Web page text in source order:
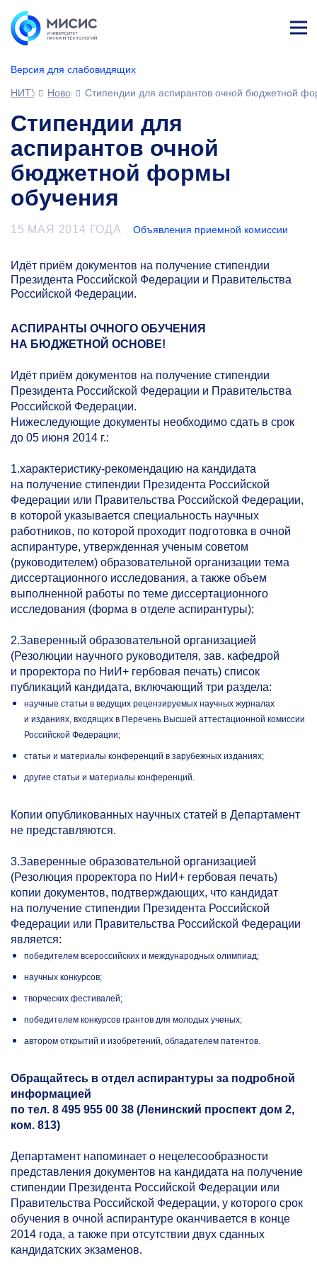
Версия для слабовидящих
ине
НИТУ МИСИС
НовостиСтипендии для аспирантов очной бюджетной
Стипендии для
аспирантов очной
бюджетной формы
обучения
15 МАЯ 2014 ГОДА Объявления приемной комиссии
Идёт приём документов на получение стипендии
Президента Российской Федерации и Правительства
Российской Федерации.
АСПИРАНТЫ ОЧНОГО ОБУЧЕНИЯ
НА БЮДЖЕТНОЙ ОСНОВЕ!
Идёт приём документов на получение стипендии
Президента Российской Федерации и Правительства
Российской Федерации.
Нижеследующие документы необходимо сдать в срок
до 05 июня 2014 г.:
1.характеристику-рекомендацию на кандидата
на получение стипендии Президента Российской
Федерации или Правительства Российской Федерации,
в которой указывается специальность научных
работников, по которой проходит подготовка в очной
аспирантуре, утвержденная ученым советом
(руководителем) образовательной организации тема
диссертационного исследования, а также объем
выполненной работы по теме диссертационного
исследования (форма в отделе аспирантуры);
2.Заверенный образовательной организацией
(Резолюции научного руководителя, зав. кафедрой
и проректора по НиИ+ гербовая печать) список
публикаций кандидата, включающий три раздела:
научные статьи в ведущих рецензируемых научных журналах
и изданиях, входящих в Перечень Высшей аттестационной комиссии
Российской Федерации;
статьи и материалы конференций в зарубежных изданиях;
другие статьи и материалы конференций.
Копии опубликованных научных статей в Департамент
не представляются.
3.Заверенные образовательной организацией
(Резолюция проректора по НиИ+ гербовая печать)
копии документов, подтверждающих, что кандидат
на получение стипендии Президента Российской
Федерации или Правительства Российской Федерации
является:
победителем всероссийских и международных олимпиад;
научных конкурсов;
творческих фестивалей;
победителем конкурсов грантов для молодых ученых;
автором открытий и изобретений, обладателем патентов.
Обращайтесь в отдел аспирантуры за подробной
информацией
по тел. 8 495 955 00 38 (Ленинский проспект дом 2,
ком. 813)
Департамент напоминает о нецелесообразности
представления документов на кандидата на получение
стипендии Президента Российской Федерации или
Правительства Российской Федерации, у которого срок
обучения в очной аспирантуре оканчивается в конце
2014 года, а также при отсутствии двух сданных
кандидатских экзаменов.